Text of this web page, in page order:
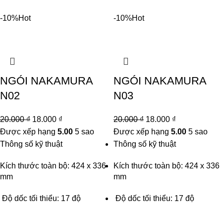
-10%Hot
NGÓI NAKAMURA
N02
20.000₫ 18.000 ₫
Được xếp hạng 5.00 5 sao
Thông số kỹ thuật
Kích thước toàn bộ: 424 x 336
mm
Độ dốc tối thiểu: 17 độ
-10%Hot
NGÓI NAKAMURA
N03
20.000₫ 18.000 ₫
Được xếp hạng 5.00 5 sao
Thông số kỹ thuật
Kích thước toàn bộ: 424 x 336
mm
Độ dốc tối thiểu: 17 độ